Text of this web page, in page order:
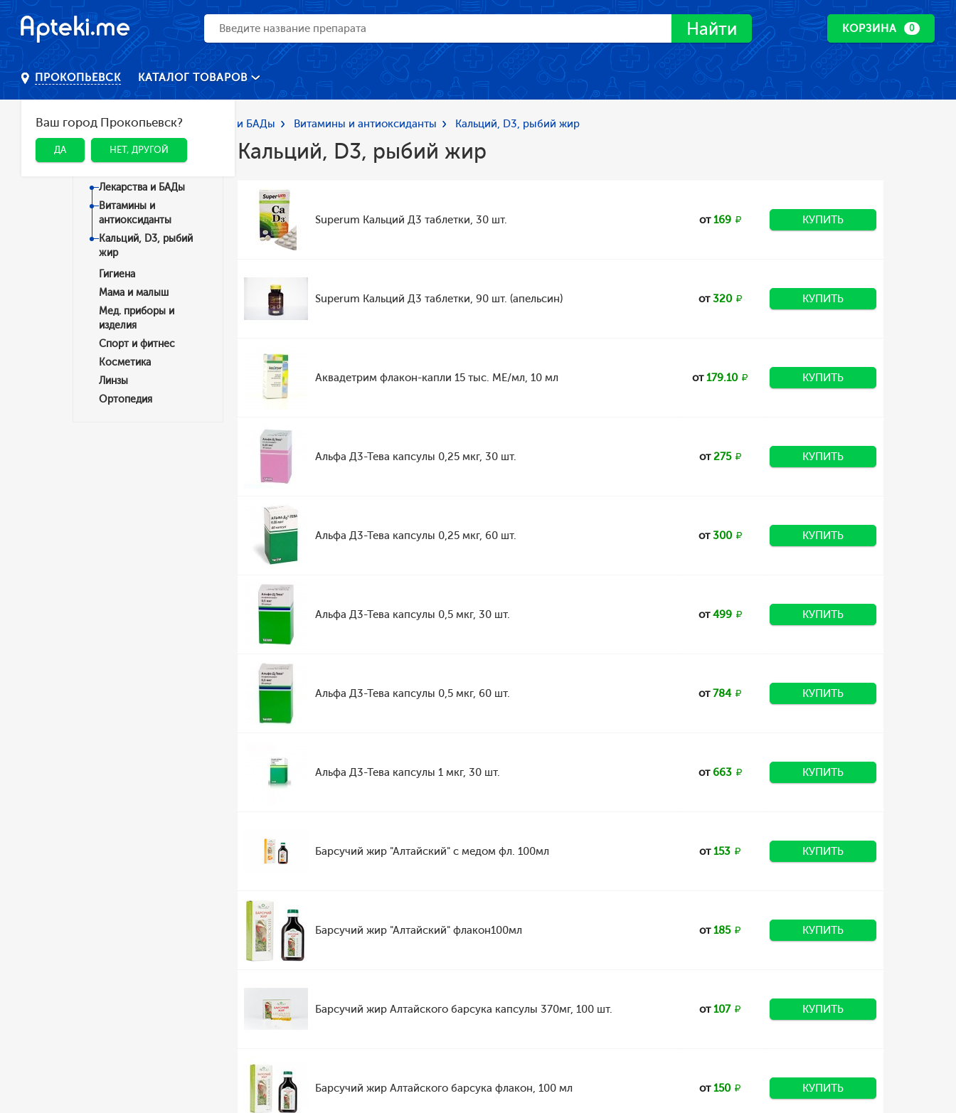
Найти КОРЗИНА 0
ПРОКОПЬЕВСК
Ваш город Прокопьевск?
ДА НЕТ, ДРУГОЙ
КАТАЛОГ ТОВАРОВ
Главная Каталог Лекарства и БАДы Витамины и антиоксиданты Кальций, D3, рыбий жир
Категории
Лекарства и БАДы
Витамины и
антиоксиданты
Кальций, D3, рыбий
жир
Гигиена
Мама и малыш
Мед. приборы и
изделия
Спорт и фитнес
Косметика
Линзы
Ортопедия
Кальций, D3, рыбий жир
Superum Кальций Д3 таблетки, 30 шт. от169 КУПИТЬ
Superum Кальций Д3 таблетки, 90 шт. (апельсин) от320 КУПИТЬ
Аквадетрим флакон-капли 15 тыс. МЕ/мл, 10 мл от179.10 КУПИТЬ
Альфа Д3-Тева капсулы 0,25 мкг, 30 шт. от275 КУПИТЬ
Альфа Д3-Тева капсулы 0,25 мкг, 60 шт. от300 КУПИТЬ
Альфа Д3-Тева капсулы 0,5 мкг, 30 шт. от499 КУПИТЬ
Альфа Д3-Тева капсулы 0,5 мкг, 60 шт. от784 КУПИТЬ
Альфа Д3-Тева капсулы 1 мкг, 30 шт. от663 КУПИТЬ
Барсучий жир "Алтайский" с медом фл. 100мл от153 КУПИТЬ
Барсучий жир "Алтайский" флакон100мл от185 КУПИТЬ
Барсучий жир Алтайского барсука капсулы 370мг, 100 шт. от107 КУПИТЬ
Барсучий жир Алтайского барсука флакон, 100 мл от150 КУПИТЬ